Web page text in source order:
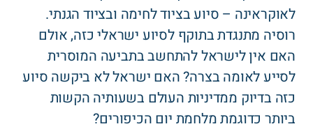
לאוקראינה – סיוע בציוד לחימה ובציוד הגנתי.
רוסיה מתנגדת בתוקף לסיוע ישראלי כזה, אולם
האם אין לישראל להתחשב בתביעה המוסרית
לסייע לאומה בצרה? האם ישראל לא ביקשה סיוע
כזה בדיוק ממדיניות העולם בשעותיה הקשות
ביותר כדוגמת מלחמת יום הכיפורים?